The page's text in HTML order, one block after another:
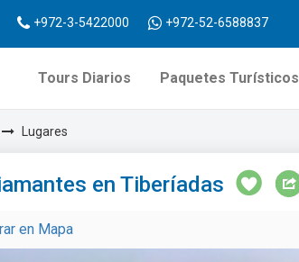
+972-3-5422000 +972-52-6588837
Tours Diarios Paquetes Turísticos
Lugares
en Tiberíadas
en Mapa